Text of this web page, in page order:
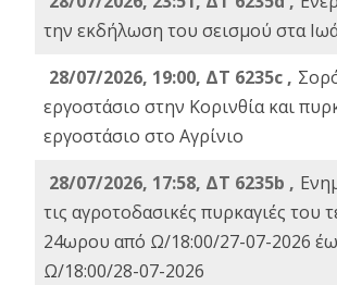
την εκδήλωση του σεισμού στα
28/07/2026, 19:00, ΔΤ 6235c ,
εργοστάσιο στην Κορινθία και
εργοστάσιο στο Αγρίνιο
28/07/2026, 17:58, ΔΤ 6235b ,
τις αγροτοδασικές πυρκαγιές του
24ωρου από Ω/18:00/27-07-2026
Ω/18:00/28-07-2026